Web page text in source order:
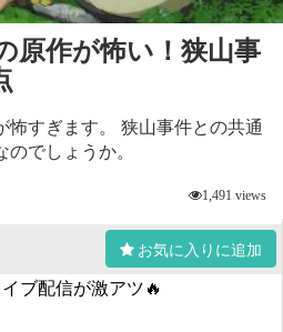
原作が怖い！狭山事
怖すぎます。 狭山事件との共通
でしょうか。
1,491 views
お気に入りに追加
ブ配信が激アツ🔥